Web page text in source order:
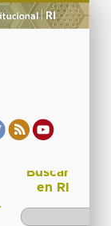
Buscar
en RI